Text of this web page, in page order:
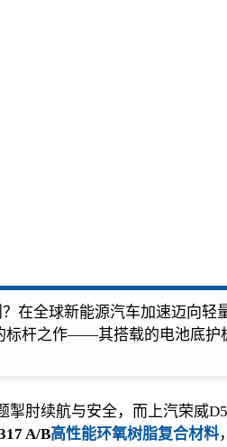
在全球新能源汽车加速迈向
标杆之作——其搭载的电池底护
肘续航与安全，而上汽荣威
A/B高性能环氧树脂复合材料